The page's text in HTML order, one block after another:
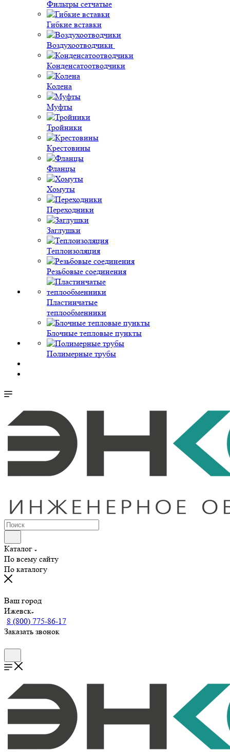
Фильтры сетчатые
Гибкие вставки
Воздухоотводчики
Конденсатоотводчики
Колена
Муфты
Тройники
Крестовины
Фланцы
Хомуты
Переходники
Заглушки
Теплоизоляция
Резьбовые соединения
Пластинчатые
теплообменники
Блочные тепловые пункты
Полимерные трубы
Каталог
По всему сайту
По каталогу
Ваш город
Ижевск
8 (800) 775-86-17
Заказать звонок